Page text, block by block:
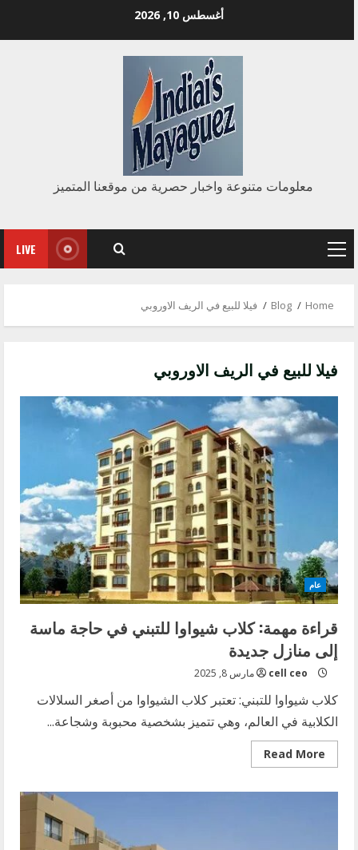
أغسطس 10, 2026
معلومات متنوعة واخبار حصرية من موقعنا المتميز
Primary
LIVE
Home
Blog فيلا للبيع في الريف الاوروبي
فيلا للبيع في الريف الاوروبي
عام
قراءة مهمة: كلاب شيواوا للتبني في حاجة ماسة
إلى منازل جديدة
cell ceo مارس 8, 2025
كلاب شيواوا للتبني: تعتبر كلاب الشيواوا من أصغر السلالات
الكلابية في العالم، وهي تتميز بشخصية محبوبة وشجاعة...
Read More
Read
more